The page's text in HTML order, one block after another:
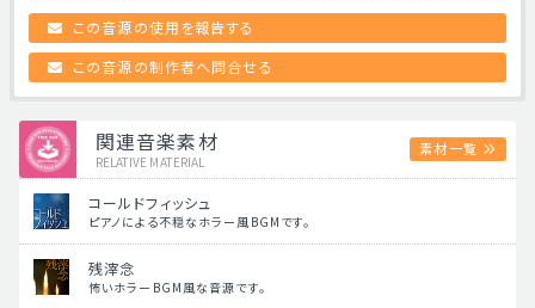
この音源の使用を報告する
この音源の制作者へ問合せる
関連音楽素材
RELATIVE MATERIAL
素材一覧
コールドフィッシュ
ピアノによる不穏なホラー風BGMです。
残滓念
怖いホラーBGM風な音源です。